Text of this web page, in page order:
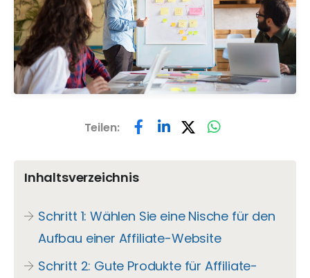
Teilen:
Inhaltsverzeichnis
Schritt 1: Wählen Sie eine Nische für den
Aufbau einer Affiliate-Website
Schritt 2: Gute Produkte für Affiliate-